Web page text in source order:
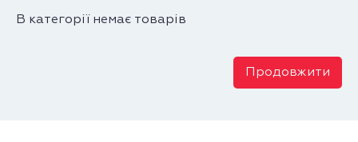
В категорії немає товарів
Продовжити